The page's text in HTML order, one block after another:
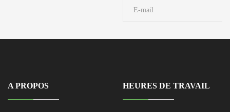
A PROPOS HEURES DE TRAVAIL